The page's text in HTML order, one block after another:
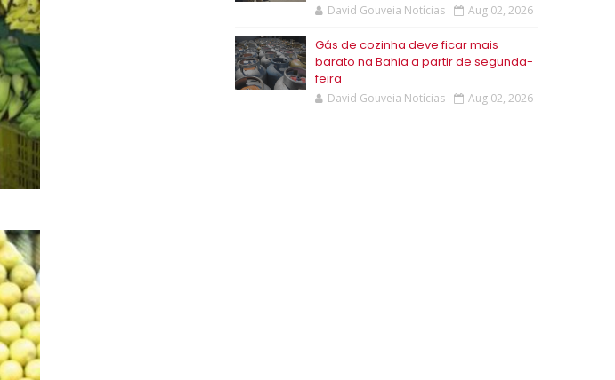
David Gouveia Notícias Aug 02, 2026
Gás de cozinha deve ficar mais
barato na Bahia a partir de segunda-
feira
David Gouveia Notícias Aug 02, 2026